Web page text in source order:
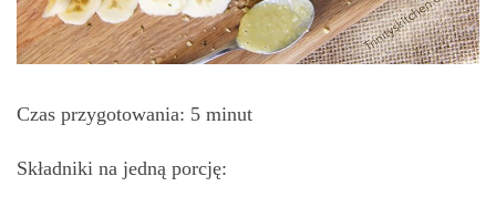
Czas przygotowania: 5 minut
Składniki na jedną porcję: